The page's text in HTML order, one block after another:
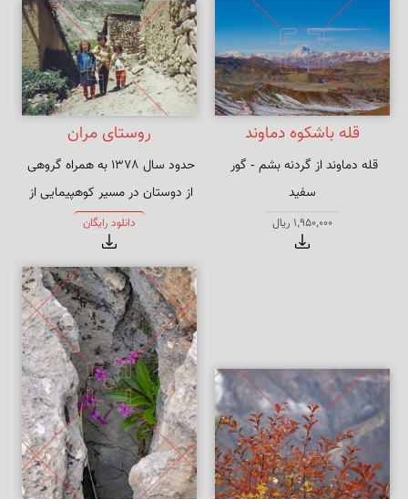
قله باشکوه دماوند
قله دماوند از گردنه بشم - گور
سفید
1,950,000 ریال
روستای مران
حدود سال ۱۳۷۸ به همراه گروهی
از دوستان در مسیر کوهپیمایی از
الموت به سه هزار به روستای
کوهستانی مران رسیدیم
دانلود رایگان